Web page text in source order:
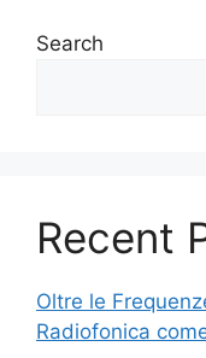
Search
Recent
Oltre le
Radiofonica